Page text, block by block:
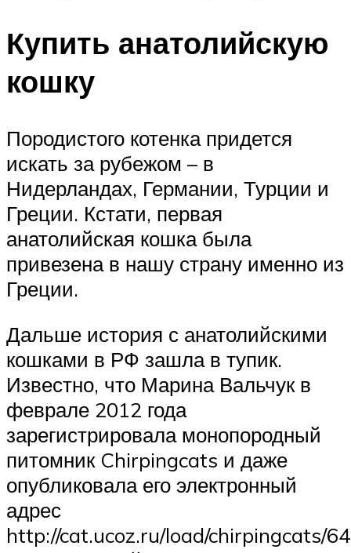
Купить анатолийскую
кошку
Породистого котенка придется
искать за рубежом – в
Нидерландах, Германии, Турции и
Греции. Кстати, первая
анатолийская кошка была
привезена в нашу страну именно из
Греции.
Дальше история с анатолийскими
кошками в РФ зашла в тупик.
Известно, что Марина Вальчук в
феврале 2012 года
зарегистрировала монопородный
питомник Chirpingcats и даже
опубликовала его электронный
адрес
http://cat.ucoz.ru/load/chirpingcats/